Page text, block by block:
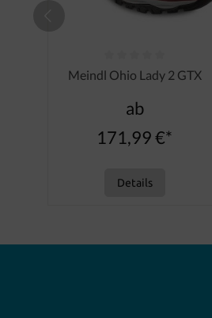
Durchschnittliche
Meindl Ohio Lady 2 GTX
ab
171,99 €*
Details